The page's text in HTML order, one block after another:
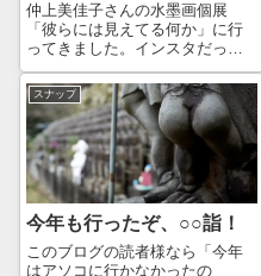
仲上美佳子さんの水墨画個展
「彼らには見えてる何か」に行
ってきました。インスタだった
と思いますが、たまたま個展の
情報が出てきまして、調べたら
表参道近くのギャラリーで開催
されることを知りました。ちょ
うどGR SPACE TOKYOに行く
用事があ...
スナップ
今年も行ったぞ、○○詣！
このブログの読者様なら「今年
はアソコに行かなかったの